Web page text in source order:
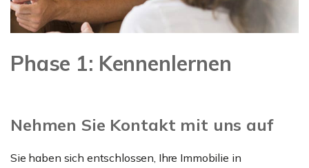
Phase 1: Kennenlernen
Nehmen Sie Kontakt mit uns auf
Sie haben sich entschlossen, Ihre Immobilie in